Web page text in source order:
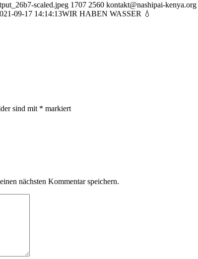
scaled.jpeg 1707 2560 kontakt@nashipai-kenya.org
09-17 14:14:13WIR HABEN WASSER 💧
sind mit * markiert
nächsten Kommentar speichern.